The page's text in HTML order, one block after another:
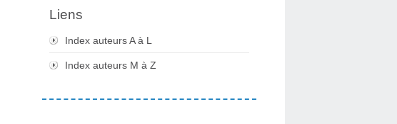
Liens
Index auteurs A à L
Index auteurs M à Z